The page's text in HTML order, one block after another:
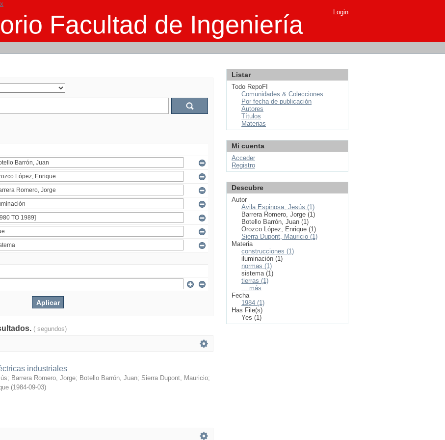
Facultad de Ingeniería Login
( segundos)
industriales
; Barrera Romero, Jorge; Botello Barrón, Juan; Sierra Dupont, Mauricio;
(1984-09-03)
Listar
Todo RepoFI
Comunidades & Colecciones
Por fecha de publicación
Autores
Títulos
Materias
Mi cuenta
Acceder
Registro
Descubre
Autor
Avila Espinosa, Jesús (1)
Barrera Romero, Jorge (1)
Botello Barrón, Juan (1)
Orozco López, Enrique (1)
Sierra Dupont, Mauricio (1)
Materia
construcciones (1)
iluminación (1)
normas (1)
sistema (1)
tierras (1)
... más
Fecha
1984 (1)
Has File(s)
Yes (1)